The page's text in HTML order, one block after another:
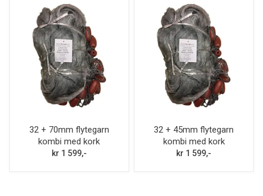
32 + 70mm flytegarn
kombi med kork
kr 1 599,-
32 + 45mm flytegarn
kombi med kork
kr 1 599,-